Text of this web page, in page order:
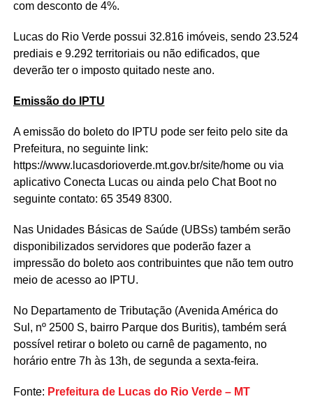
com desconto de 4%.
Lucas do Rio Verde possui 32.816 imóveis, sendo 23.524
prediais e 9.292 territoriais ou não edificados, que
deverão ter o imposto quitado neste ano.
Emissão do IPTU
A emissão do boleto do IPTU pode ser feito pelo site da
Prefeitura, no seguinte link:
https://www.lucasdorioverde.mt.gov.br/site/home ou via
aplicativo Conecta Lucas ou ainda pelo Chat Boot no
seguinte contato: 65 3549 8300.
Nas Unidades Básicas de Saúde (UBSs) também serão
disponibilizados servidores que poderão fazer a
impressão do boleto aos contribuintes que não tem outro
meio de acesso ao IPTU.
No Departamento de Tributação (Avenida América do
Sul, nº 2500 S, bairro Parque dos Buritis), também será
possível retirar o boleto ou carnê de pagamento, no
horário entre 7h às 13h, de segunda a sexta-feira.
Fonte: Prefeitura de Lucas do Rio Verde – MT